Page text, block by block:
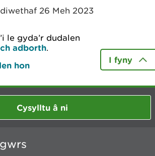
26 Meh 2023
le gyda’r dudalen
adborth.
hon
I fyny
Cysylltu â ni